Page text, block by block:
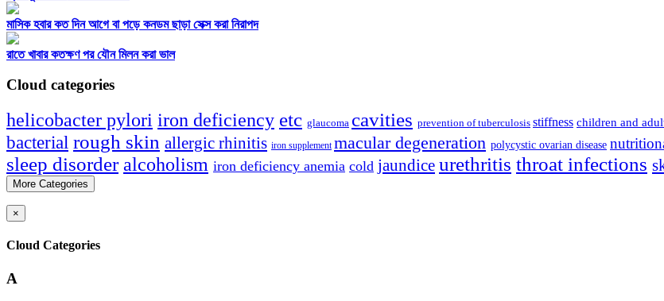
মাসিক হবার কত দিন আগে বা পড়ে কনডম ছাড়া সেক্স করা নিরাপদ
রাতে খাবার কতক্ষণ পর যৌন মিলন করা ভাল
Cloud categories
helicobacter pylori iron deficiency etc glaucoma cavities prevention of tuberculosis stiffness children and
bacterial rough skin allergic rhinitis iron supplement macular degeneration polycystic ovarian disease
sleep disorder alcoholism iron deficiency anemia cold jaundice urethritis throat infections
More Categories
×
Cloud Categories
A